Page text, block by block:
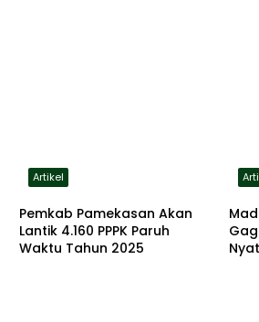
Artikel
Pemkab Pamekasan Akan
Lantik 4.160 PPPK Paruh
Waktu Tahun 2025